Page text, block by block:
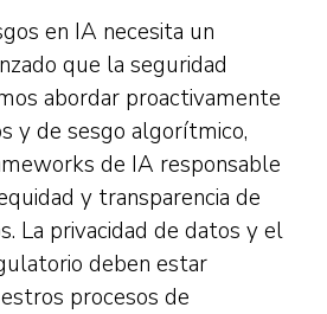
en IA necesita un
que la seguridad
abordar proactivamente
y de sesgo algorítmico,
de IA responsable
y transparencia de
La privacidad de datos y el
deben estar
procesos de